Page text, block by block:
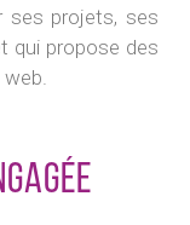
ses projets, ses
qui propose des